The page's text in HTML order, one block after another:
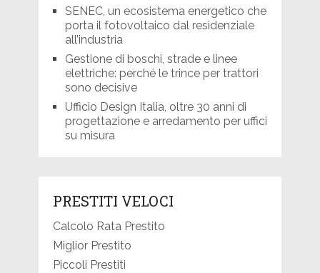
SENEC, un ecosistema energetico che
porta il fotovoltaico dal residenziale
all’industria
Gestione di boschi, strade e linee
elettriche: perché le trince per trattori
sono decisive
Ufficio Design Italia, oltre 30 anni di
progettazione e arredamento per uffici
su misura
PRESTITI VELOCI
Calcolo Rata Prestito
Miglior Prestito
Piccoli Prestiti